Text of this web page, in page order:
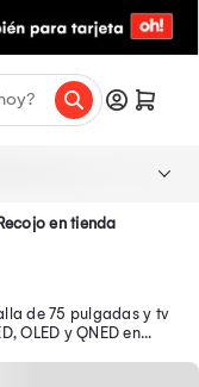
en tienda
de 75 pulgadas y tv
OLED y QNED en